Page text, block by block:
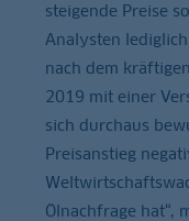
steigende Preise
Analysten
nach dem
2019 mit einer
sich durchaus
Preisanstieg
Ölnachfrage hat“,